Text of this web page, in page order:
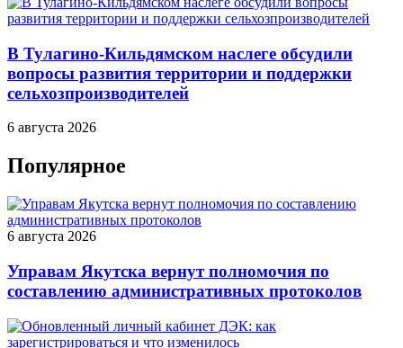
В Тулагино-Кильдямском наслеге обсудили
вопросы развития территории и поддержки
сельхозпроизводителей
6 августа 2026
Популярное
6 августа 2026
Управам Якутска вернут полномочия по
составлению административных протоколов